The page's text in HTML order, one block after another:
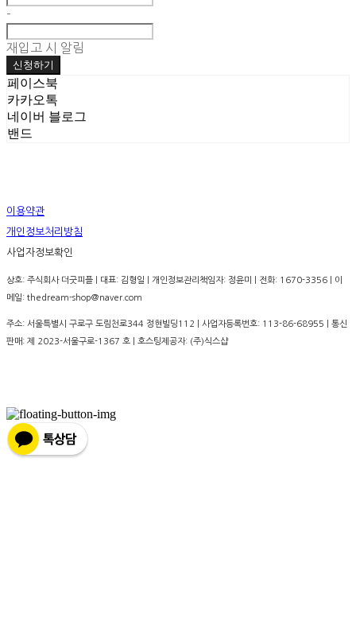
-
재입고 시 알림
신청하기
페이스북
카카오톡
네이버 블로그
밴드
이용약관
개인정보처리방침
사업자정보확인
상호: 주식회사 더굿피플 | 대표: 김형일 | 개인정보관리책임자: 정윤미 | 전화: 1670-3356 | 이
메일: thedream-shop@naver.com
주소: 서울특별시 구로구 도림천로344 정현빌딩112 | 사업자등록번호: 113-86-68955 | 통신
판매: 제 2023-서울구로-1367 호 | 호스팅제공자: (주)식스샵